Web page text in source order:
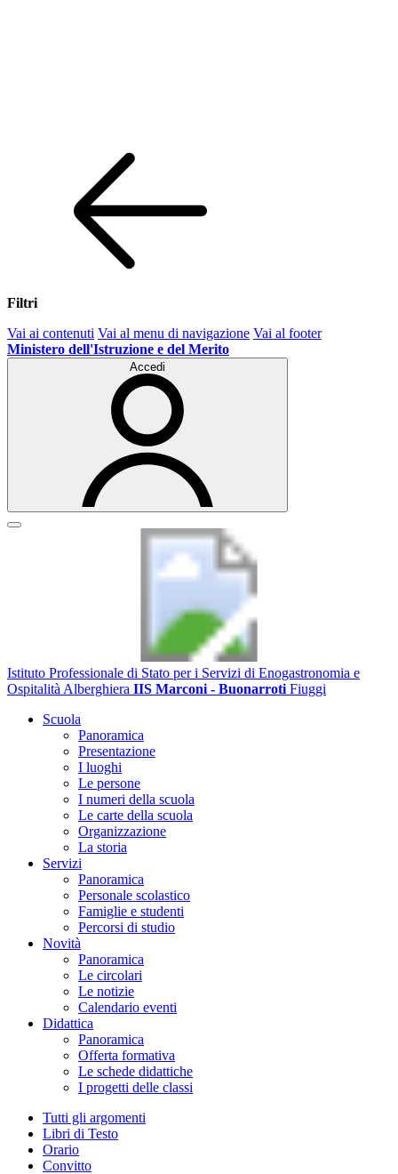
Filtri
Vai ai contenuti Vai al menu di navigazione Vai al footer
Ministero dell'Istruzione e del Merito
Accedi
Istituto Professionale di Stato per i Servizi di Enogastronomia e
Ospitalità Alberghiera IIS Marconi - Buonarroti Fiuggi
Scuola
Panoramica
Presentazione
I luoghi
Le persone
I numeri della scuola
Le carte della scuola
Organizzazione
La storia
Servizi
Panoramica
Personale scolastico
Famiglie e studenti
Percorsi di studio
Novità
Panoramica
Le circolari
Le notizie
Calendario eventi
Didattica
Panoramica
Offerta formativa
Le schede didattiche
I progetti delle classi
Tutti gli argomenti
Libri di Testo
Orario
Convitto